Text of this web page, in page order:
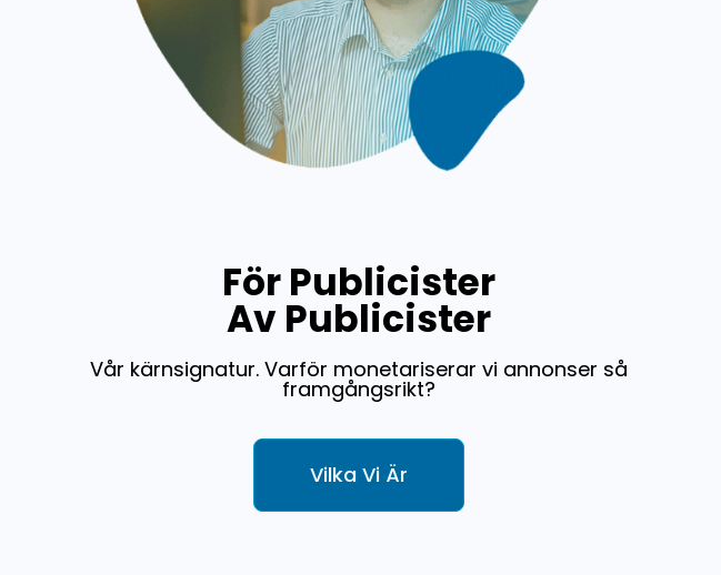
För Publicister
Av Publicister
Vår kärnsignatur. Varför monetariserar vi annonser så
framgångsrikt?
Vilka Vi Är